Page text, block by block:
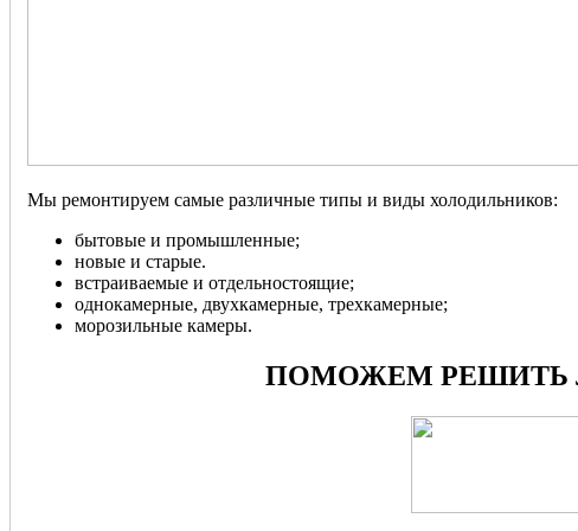
Мы ремонтируем самые различные типы и виды холодильников:
бытовые и промышленные;
новые и старые.
встраиваемые и отдельностоящие;
однокамерные, двухкамерные, трехкамерные;
морозильные камеры.
ПОМОЖЕМ РЕШИТЬ